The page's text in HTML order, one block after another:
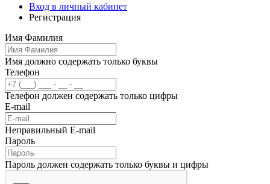
Вход в личный кабинет
Регистрация
Имя Фамилия
Имя должно содержать только буквы
Телефон
Телефон должен содержать только цифры
E-mail
Неправильный E-mail
Пароль
Пароль должен содержать только буквы и цифры